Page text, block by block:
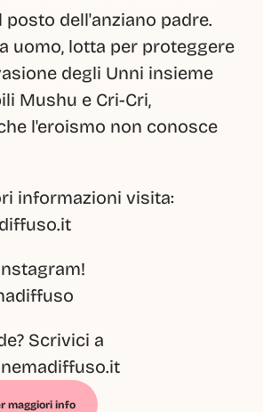
posto dell'anziano padre.
uomo, lotta per proteggere
degli Unni insieme
Mushu e Cri-Cri,
l'eroismo non conosce
informazioni visita:
Scrivici a
maggiori info